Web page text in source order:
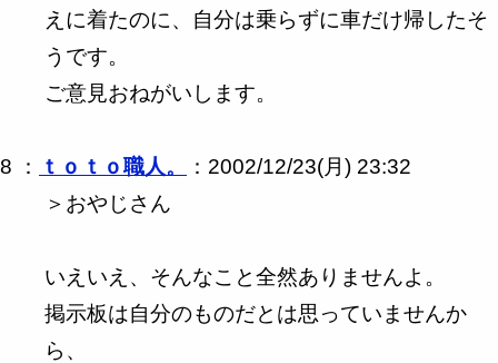
えに着たのに、自分は乗らずに車だけ帰したそ
うです。
ご意見おねがいします。
8 ： ｔｏｔｏ職人。
：2002/12/23(月) 23:32
＞おやじさん
いえいえ、そんなこと全然ありませんよ。
掲示板は自分のものだとは思っていませんか
ら、